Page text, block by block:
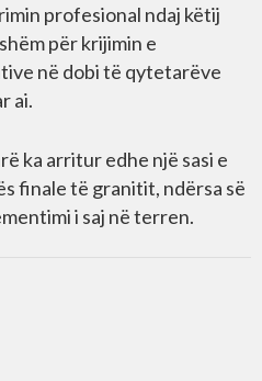
profesional ndaj këtij
për krijimin e
në dobi të qytetarëve
ai.
ka arritur edhe një sasi e
finale të granitit, ndërsa së
i saj në terren.